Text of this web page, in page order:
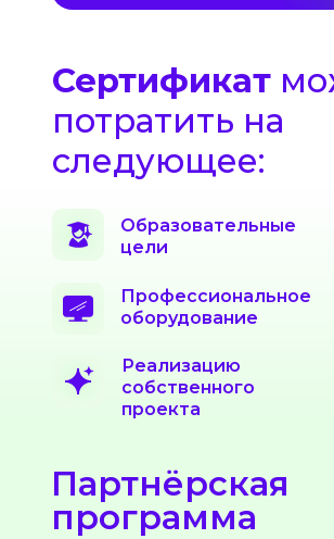
Сертификат
потратить на
следующее:
Реализацию
собственного
проекта
Профессиональное
оборудование
Образовательные
цели
Партнёрская
программа